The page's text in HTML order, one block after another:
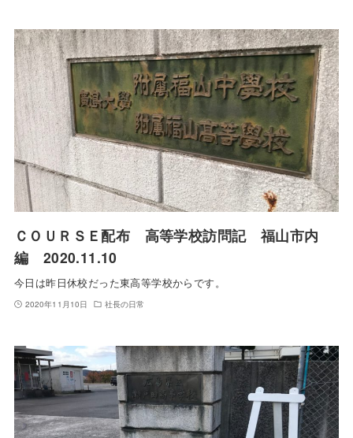
ＣＯＵＲＳＥ配布 高等学校訪問記 福山市内
編 2020.11.10
今日は昨日休校だった東高等学校からです。
2020年11月10日 社長の日常